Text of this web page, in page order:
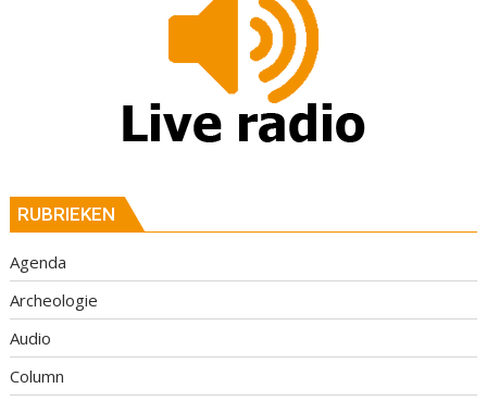
RUBRIEKEN
Agenda
Archeologie
Audio
Column